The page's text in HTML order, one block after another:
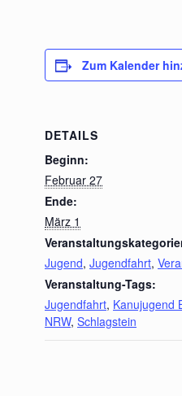
Zum Kalender
DETAILS
Beginn:
Februar 27
Ende:
März 1
Jugend, Jugendfahrt,
Veranstaltung-Tags:
Jugendfahrt, Kanujugend
NRW, Schlagstein